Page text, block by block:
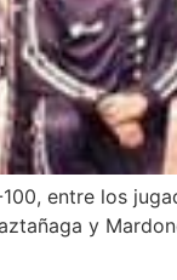
entre los
y